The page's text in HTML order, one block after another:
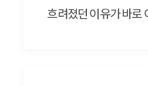
흐려졌던 이유가 바로